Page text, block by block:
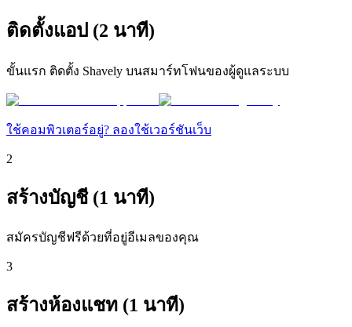
ติดตั้งแอป (2 นาที)
ขั้นแรก ติดตั้ง Shavely บนสมาร์ทโฟนของผู้ดูแลระบบ
ใช้คอมพิวเตอร์อยู่? ลองใช้เวอร์ชันเว็บ
2
สร้างบัญชี (1 นาที)
สมัครบัญชีฟรีด้วยที่อยู่อีเมลของคุณ
3
สร้างห้องแชท (1 นาที)